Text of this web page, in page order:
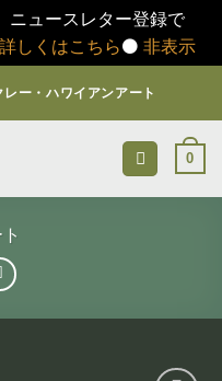
ニュースレター登録で
詳しくはこちら⚫️ 非表示
ー・ハワイアンアート
0